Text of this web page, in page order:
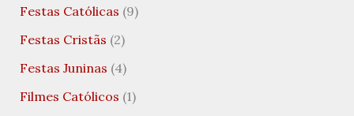
Festas Católicas (9)
Festas Cristãs (2)
Festas Juninas (4)
Filmes Católicos (1)